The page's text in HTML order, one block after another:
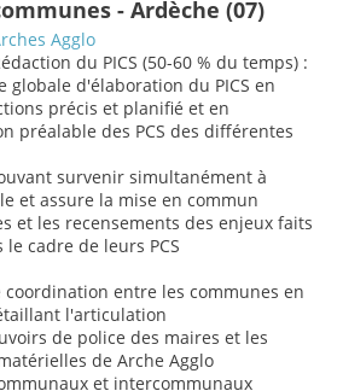
- Ardèche (07)
Agglo
du PICS (50-60 % du temps) :
globale d'élaboration du PICS en
précis et planifié et en
préalable des PCS des différentes
survenir simultanément à
et assure la mise en commun
et les recensements des enjeux faits
cadre de leurs PCS
entre les communes en
l'articulation
de police des maires et les
de Arche Agglo
et intercommunaux